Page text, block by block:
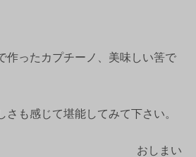
作ったカプチーノ、美味しい筈で
さも感じて堪能してみて下さい。
おしまい